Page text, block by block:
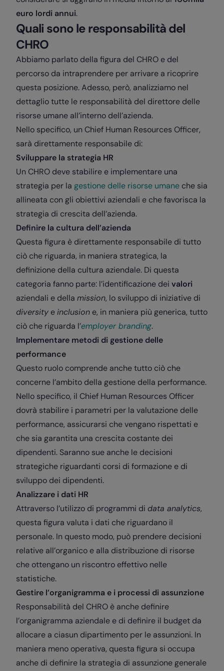
euro lordi annui.
Quali sono le responsabilità del
CHRO
Abbiamo parlato della figura del CHRO e del
percorso da intraprendere per arrivare a ricoprire
questa posizione. Adesso, però, analizziamo nel
dettaglio tutte le responsabilità del direttore delle
risorse umane all’interno dell’azienda.
Nello specifico, un Chief Human Resources Officer,
sarà direttamente responsabile di:
Sviluppare la strategia HR
Un CHRO deve stabilire e implementare una
strategia per la gestione delle risorse umane che sia
allineata con gli obiettivi aziendali e che favorisca la
strategia di crescita dell’azienda.
Definire la cultura dell’azienda
Questa figura è direttamente responsabile di tutto
ciò che riguarda, in maniera strategica, la
definizione della cultura aziendale. Di questa
categoria fanno parte: l’identificazione dei valori
aziendali e della mission, lo sviluppo di iniziative di
diversity einclusion e, in maniera più generica, tutto
ciò che riguarda l’employer branding.
Implementare metodi di gestione delle
performance
Questo ruolo comprende anche tutto ciò che
concerne l’ambito della gestione della performance.
Nello specifico, il Chief Human Resources Officer
dovrà stabilire i parametri per la valutazione delle
performance, assicurarsi che vengano rispettati e
che sia garantita una crescita costante dei
dipendenti. Saranno sue anche le decisioni
strategiche riguardanti corsi di formazione e di
sviluppo dei dipendenti.
Analizzare i dati HR
Attraverso l’utilizzo di programmi di data analytics,
questa figura valuta i dati che riguardano il
personale. In questo modo, può prendere decisioni
relative all’organico e alla distribuzione di risorse
che ottengano un riscontro effettivo nelle
statistiche.
Gestire l’organigramma e i processi di assunzione
Responsabilità del CHRO è anche definire
l’organigramma aziendale e di definire il budget da
allocare a ciasun dipartimento per le assunzioni. In
maniera meno operativa, questa figura si occupa
anche di definire la strategia di assunzione generale